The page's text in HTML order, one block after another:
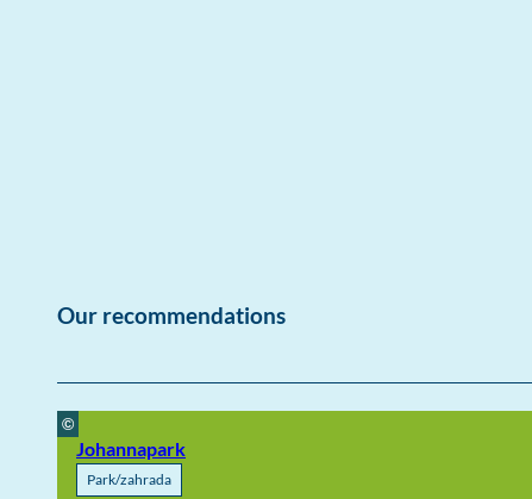
Our recommendations
©
Johannapark
Park/zahrada